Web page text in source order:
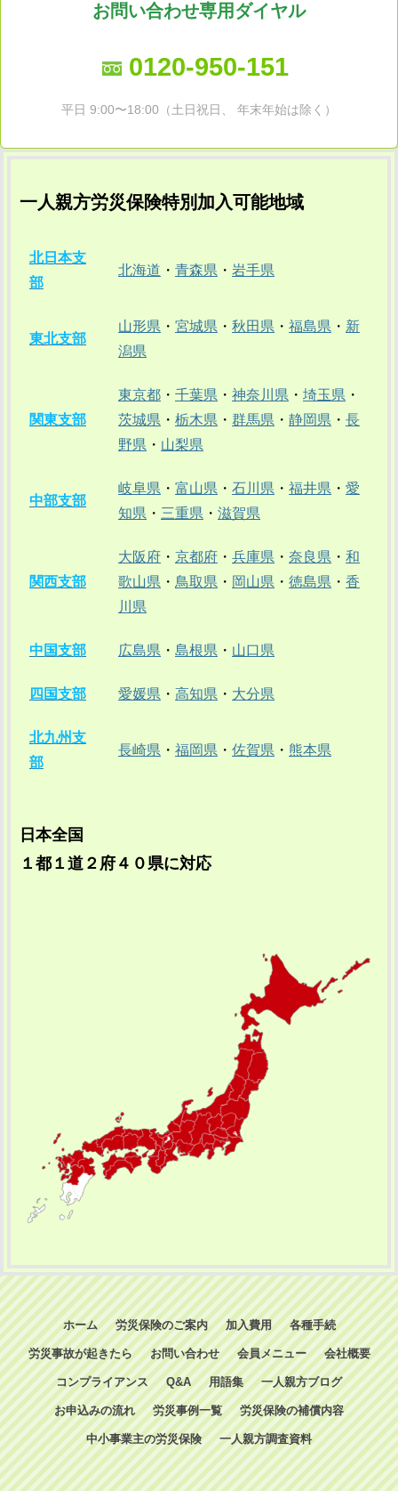
お問い合わせ専用ダイヤル
0120-950-151
平日 9:00〜18:00（土日祝日、 年末年始は除く）
一人親方労災保険特別加入可能地域
北日本支
部
北海道 ・ 青森県 ・ 岩手県
東北支部
山形県 ・ 宮城県 ・ 秋田県 ・ 福島県 ・ 新
潟県
関東支部
東京都 ・ 千葉県 ・ 神奈川県 ・ 埼玉県 ・
茨城県 ・ 栃木県 ・ 群馬県 ・ 静岡県 ・ 長
野県 ・ 山梨県
中部支部
岐阜県 ・ 富山県 ・ 石川県 ・ 福井県 ・ 愛
知県 ・ 三重県 ・ 滋賀県
関西支部
大阪府 ・ 京都府 ・ 兵庫県 ・ 奈良県 ・ 和
歌山県 ・ 鳥取県 ・ 岡山県 ・ 徳島県 ・ 香
川県
中国支部 広島県 ・ 島根県 ・ 山口県
四国支部 愛媛県 ・ 高知県 ・ 大分県
北九州支
部
長崎県 ・ 福岡県 ・ 佐賀県 ・ 熊本県
日本全国
１都１道２府４０県に対応
ホーム 労災保険のご案内 加入費用 各種手続
労災事故が起きたら お問い合わせ 会員メニュー 会社概要
コンプライアンス Q&A 用語集 一人親方ブログ
お申込みの流れ 労災事例一覧 労災保険の補償内容
中小事業主の労災保険 一人親方調査資料